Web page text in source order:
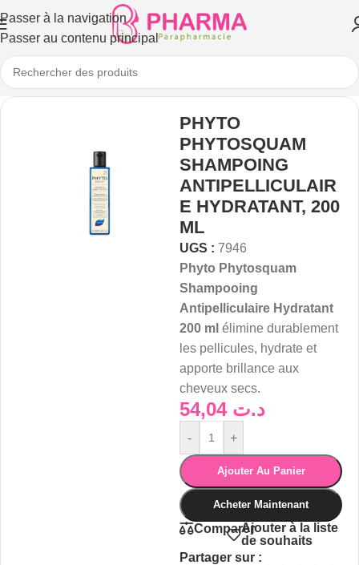
Passer à la navigation
Passer au contenu principal
PHYTO
PHYTOSQUAM
SHAMPOING
ANTIPELLICULAIR
E HYDRATANT, 200
ML
UGS : 7946
Phyto Phytosquam
Shampooing
Antipelliculaire Hydratant
200 ml élimine durablement
les pellicules, hydrate et
apporte brillance aux
cheveux secs.
د.ت 54,04
- +
Ajouter Au Panier
Acheter Maintenant
ComparerAjouter à la liste
de souhaits
Partager sur :